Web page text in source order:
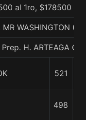
al 1ro, $178500
MR WASHINGTON
Prep. H. ARTEAGA CH.
521
498